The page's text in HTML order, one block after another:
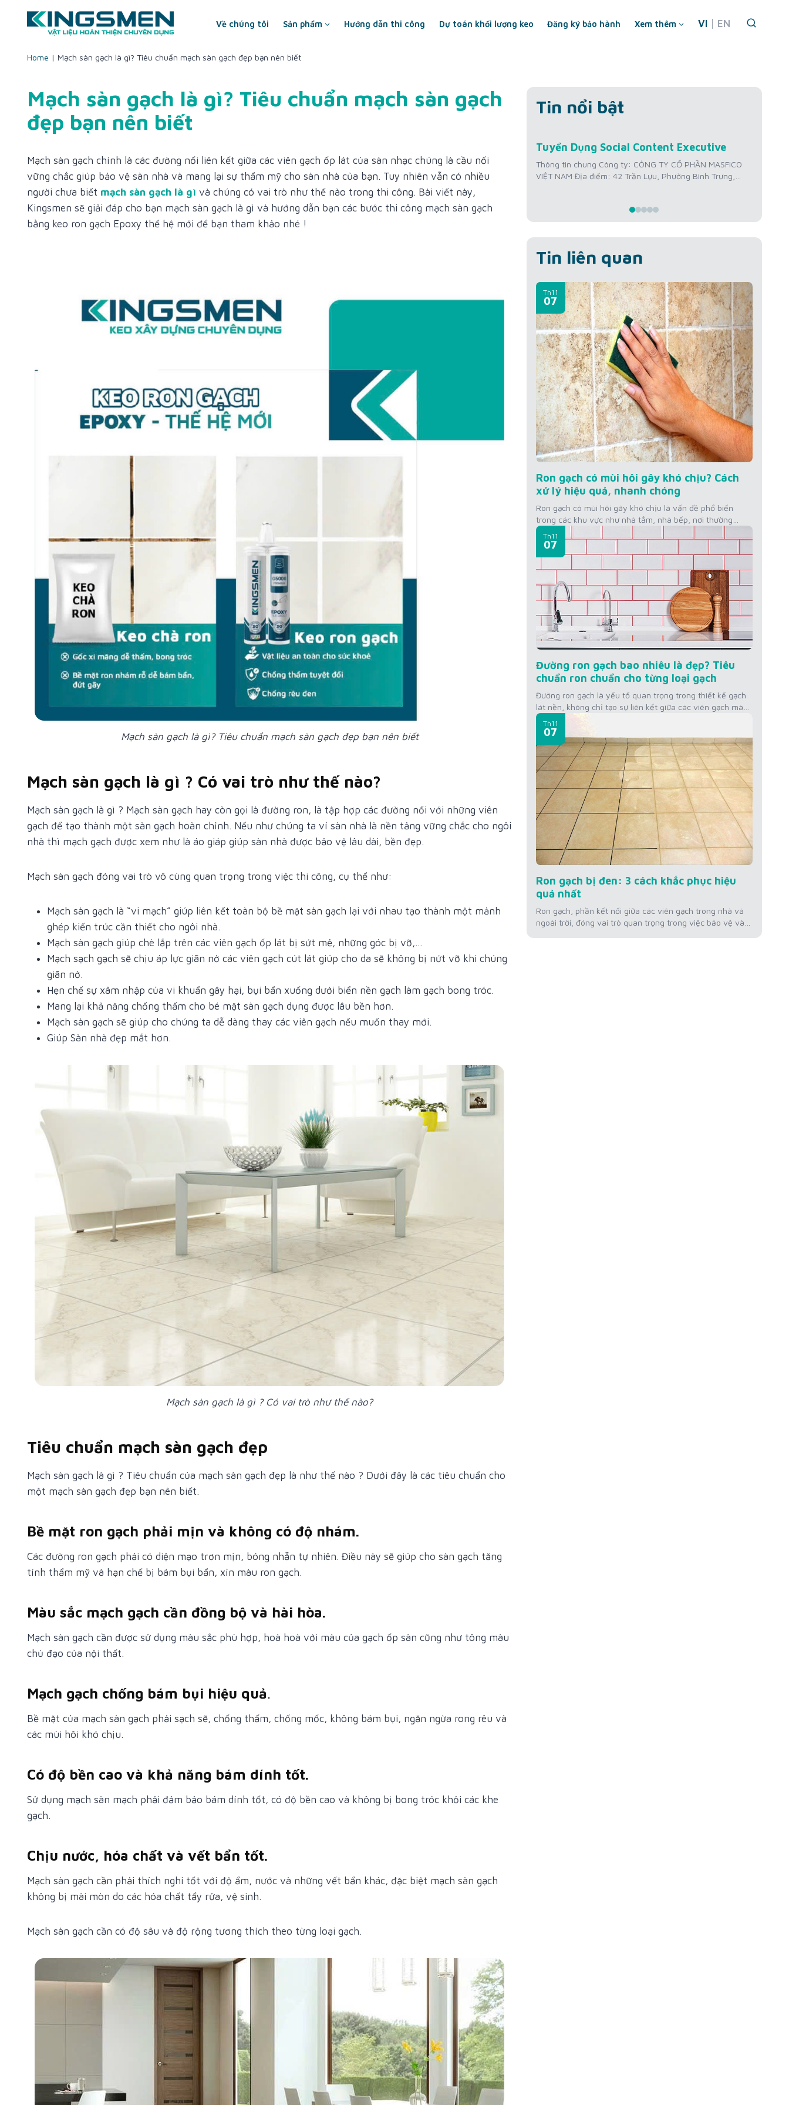
Về chúng tôi Sản phẩm Hướng dẫn thi công Dự toán khối lượng keo Đăng ký bảo hành Xem thêm VI EN
Home | Mạch sàn gạch là gì? Tiêu chuẩn mạch sàn gạch đẹp bạn nên biết
Mạch sàn gạch là gì? Tiêu chuẩn mạch sàn gạch
đẹp bạn nên biết
Mạch sàn gạch chính là các đường nối liên kết giữa các viên gạch ốp lát của sàn nhạc chúng là cầu nối
vững chắc giúp bảo vệ sàn nhà và mang lại sự thẩm mỹ cho sàn nhà của bạn. Tuy nhiên vẫn có nhiều
người chưa biết mạch sàn gạch là gì và chúng có vai trò như thế nào trong thi công. Bài viết này,
Kingsmen sẽ giải đáp cho bạn mạch sàn gạch là gì và hướng dẫn bạn các bước thi công mạch sàn gạch
bằng keo ron gạch Epoxy thế hệ mới để bạn tham khảo nhé !
Mạch sàn gạch là gì? Tiêu chuẩn mạch sàn gạch đẹp bạn nên biết
Mạch sàn gạch là gì ? Có vai trò như thế nào?
Mạch sàn gạch là gì ? Mạch sàn gạch hay còn gọi là đường ron, là tập hợp các đường nối với những viên
gạch để tạo thành một sàn gạch hoàn chỉnh. Nếu như chúng ta ví sàn nhà là nền tảng vững chắc cho ngôi
nhà thì mạch gạch được xem như là áo giáp giúp sàn nhà được bảo vệ lâu dài, bền đẹp.
Mạch sàn gạch đóng vai trò vô cùng quan trọng trong việc thi công, cụ thể như:
Mạch sàn gạch là “vi mạch” giúp liên kết toàn bộ bề mặt sàn gạch lại với nhau tạo thành một mảnh
ghép kiến trúc cần thiết cho ngôi nhà.
Mạch sàn gạch giúp chè lắp trên các viên gạch ốp lát bị sứt mẻ, những góc bị vỡ,…
Mạch sạch gạch sẽ chịu áp lực giãn nở các viên gạch cút lát giúp cho da sẽ không bị nứt vỡ khi chúng
giãn nở.
Hẹn chế sự xâm nhập của vi khuẩn gây hại, bụi bẩn xuống dưới biển nền gạch làm gạch bong tróc.
Mang lại khả năng chống thấm cho bé mặt sàn gạch dụng được lâu bền hơn.
Mạch sàn gạch sẽ giúp cho chúng ta dễ dàng thay các viên gạch nếu muốn thay mới.
Giúp Sàn nhà đẹp mắt hơn.
Mạch sàn gạch là gì ? Có vai trò như thế nào?
Tiêu chuẩn mạch sàn gạch đẹp
Mạch sàn gạch là gì ? Tiêu chuẩn của mạch sàn gạch đẹp là như thế nào ? Dưới đây là các tiêu chuẩn cho
một mạch sàn gạch đẹp bạn nên biết.
Bề mặt ron gạch phải mịn và không có độ nhám.
Các đường ron gạch phải có diện mạo trơn mịn, bóng nhẵn tự nhiên. Điều này sẽ giúp cho sàn gạch tăng
tính thẩm mỹ và hạn chế bị bám bụi bẩn, xỉn màu ron gạch.
Màu sắc mạch gạch cần đồng bộ và hài hòa.
Mạch sàn gạch cần được sử dụng màu sắc phù hợp, hoà hoà với màu của gạch ốp sàn cũng như tông màu
chủ đạo của nội thất.
Mạch gạch chống bám bụi hiệu quả.
Bề mặt của mạch sàn gạch phải sạch sẽ, chống thấm, chống mốc, không bám bụi, ngăn ngừa rong rêu và
các mùi hôi khó chịu.
Có độ bền cao và khả năng bám dính tốt.
Sử dụng mạch sàn mạch phải đảm bảo bám dính tốt, có độ bền cao và không bị bong tróc khỏi các khe
gạch.
Chịu nước, hóa chất và vết bẩn tốt.
Mạch sàn gạch cần phải thích nghi tốt với độ ẩm, nước và những vết bẩn khác, đặc biệt mạch sàn gạch
không bị mài mòn do các hóa chất tẩy rửa, vệ sinh.
Mạch sàn gạch cần có độ sâu và độ rộng tương thích theo từng loại gạch.
Tin nổi bật
22
Tuyển Dụng Social Content Executive
Thông tin chung Công ty: CÔNG TY CỔ PHẦN MASFICO
VIỆT NAM Địa điểm: 42 Trần Lựu, Phường Bình Trưng,
Số lượng tuyển: 01 người Thời gian làm việc: Thứ 2 –
Thứ...
Tin liên quan
Th11
07
Ron gạch có mùi hôi gây khó chịu? Cách
xử lý hiệu quả, nhanh chóng
Ron gạch có mùi hôi gây khó chịu là vấn đề phổ biến
trong các khu vực như nhà tắm, nhà bếp, nơi thường
xuyên tiếp xúc với độ ẩm và dễ bám bẩn. Mùi hôi từ
đường ron không chỉ làm mất vệ sinh mà còn ảnh hưởng
đến không gian sống. Để khắc...
Th11
07
Đường ron gạch bao nhiêu là đẹp? Tiêu
chuẩn ron chuẩn cho từng loại gạch
Đường ron gạch là yếu tố quan trọng trong thiết kế gạch
lát nền, không chỉ tạo sự liên kết giữa các viên gạch mà
còn ảnh hưởng đến thẩm mỹ không gian. Vậy đường ron
gạch bao nhiêu là đẹp? Hãy cùng tìm hiểu tiêu chuẩn
đường ron cho từng loại gạch mà KINGSMEN...
Th11
07
Ron gạch bị đen: 3 cách khắc phục hiệu
quả nhất
Ron gạch, phần kết nối giữa các viên gạch trong nhà và
ngoài trời, đóng vai trò quan trọng trong việc bảo vệ và